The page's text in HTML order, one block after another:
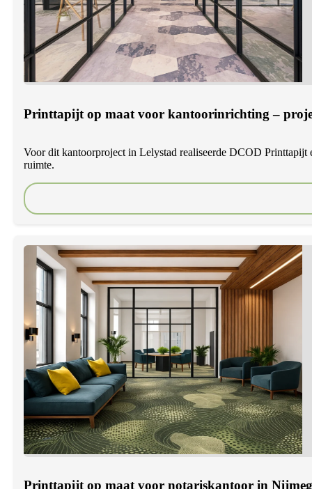
Printtapijt op maat voor kantoorinrichting –
Voor dit kantoorproject in Lelystad realiseerde DCOD Printtapijt
ruimte.
Printtapijt op maat voor notariskantoor in